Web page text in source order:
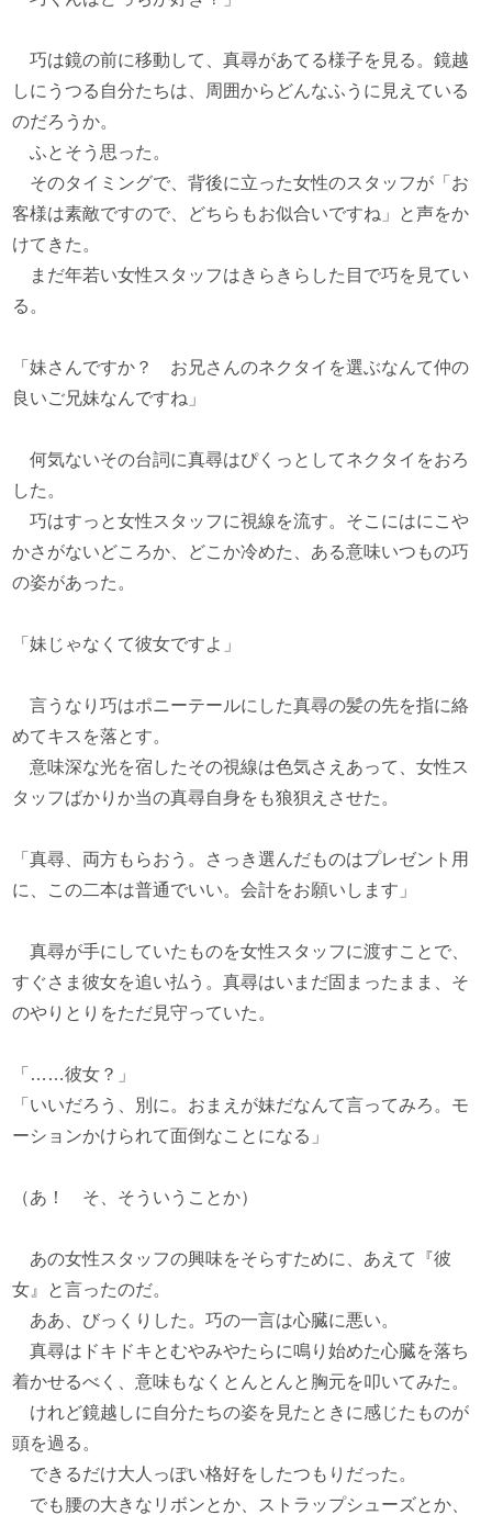
巧は鏡の前に移動して、真尋があてる様子を見る。鏡越
しにうつる自分たちは、周囲からどんなふうに見えている
のだろうか。
ふとそう思った。
そのタイミングで、背後に立った女性のスタッフが「お
客様は素敵ですので、どちらもお似合いですね」と声をか
けてきた。
まだ年若い女性スタッフはきらきらした目で巧を見てい
る。
「妹さんですか？ お兄さんのネクタイを選ぶなんて仲の
良いご兄妹なんですね」
何気ないその台詞に真尋はぴくっとしてネクタイをおろ
した。
巧はすっと女性スタッフに視線を流す。そこにはにこや
かさがないどころか、どこか冷めた、ある意味いつもの巧
の姿があった。
「妹じゃなくて彼女ですよ」
言うなり巧はポニーテールにした真尋の髪の先を指に絡
めてキスを落とす。
意味深な光を宿したその視線は色気さえあって、女性ス
タッフばかりか当の真尋自身をも狼狽えさせた。
「真尋、両方もらおう。さっき選んだものはプレゼント用
に、この二本は普通でいい。会計をお願いします」
真尋が手にしていたものを女性スタッフに渡すことで、
すぐさま彼女を追い払う。真尋はいまだ固まったまま、そ
のやりとりをただ見守っていた。
「……彼女？」
「いいだろう、別に。おまえが妹だなんて言ってみろ。モ
ーションかけられて面倒なことになる」
（あ！ そ、そういうことか）
あの女性スタッフの興味をそらすために、あえて『彼
女』と言ったのだ。
ああ、びっくりした。巧の一言は心臓に悪い。
真尋はドキドキとむやみやたらに鳴り始めた心臓を落ち
着かせるべく、意味もなくとんとんと胸元を叩いてみた。
けれど鏡越しに自分たちの姿を見たときに感じたものが
頭を過る。
できるだけ大人っぽい格好をしたつもりだった。
でも腰の大きなリボンとか、ストラップシューズとか、